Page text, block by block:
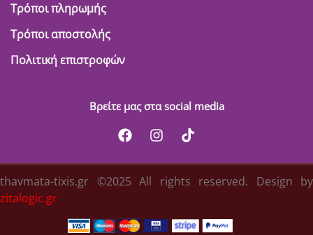
Τρόποι πληρωμής
Τρόποι αποστολής
Πολιτική επιστροφών
Βρείτε μας στα social media
thavmata-tixis.gr ©2025 All rights reserved. Design by
zitalogic.gr